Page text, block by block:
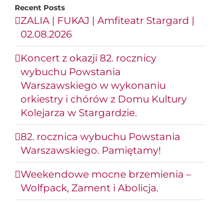
Recent Posts
ZALIA | FUKAJ | Amfiteatr Stargard |
02.08.2026
Koncert z okazji 82. rocznicy
wybuchu Powstania
Warszawskiego w wykonaniu
orkiestry i chórów z Domu Kultury
Kolejarza w Stargardzie.
82. rocznica wybuchu Powstania
Warszawskiego. Pamiętamy!
Weekendowe mocne brzemienia –
Wolfpack, Zament i Abolicja.